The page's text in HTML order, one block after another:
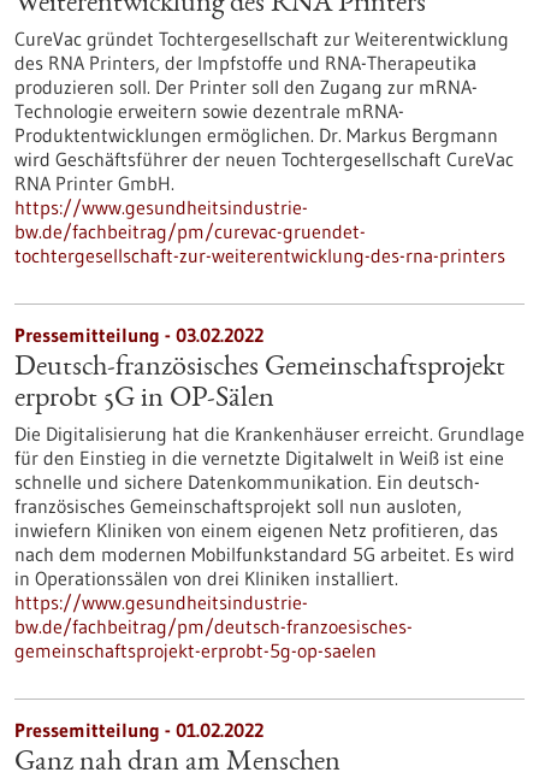
CureVac gründet Tochtergesellschaft zur Weiterentwicklung
des RNA Printers, der Impfstoffe und RNA-Therapeutika
produzieren soll. Der Printer soll den Zugang zur mRNA-
Technologie erweitern sowie dezentrale mRNA-
Produktentwicklungen ermöglichen. Dr. Markus Bergmann
wird Geschäftsführer der neuen Tochtergesellschaft CureVac
RNA Printer GmbH.
https://www.gesundheitsindustrie-
bw.de/fachbeitrag/pm/curevac-gruendet-
tochtergesellschaft-zur-weiterentwicklung-des-rna-printers
Pressemitteilung - 03.02.2022
Deutsch-französisches Gemeinschaftsprojekt
erprobt 5G in OP-Sälen
Die Digitalisierung hat die Krankenhäuser erreicht. Grundlage
für den Einstieg in die vernetzte Digitalwelt in Weiß ist eine
schnelle und sichere Datenkommunikation. Ein deutsch-
französisches Gemeinschaftsprojekt soll nun ausloten,
inwiefern Kliniken von einem eigenen Netz profitieren, das
nach dem modernen Mobilfunkstandard 5G arbeitet. Es wird
in Operationssälen von drei Kliniken installiert.
https://www.gesundheitsindustrie-
bw.de/fachbeitrag/pm/deutsch-franzoesisches-
gemeinschaftsprojekt-erprobt-5g-op-saelen
Pressemitteilung - 01.02.2022
Ganz nah dran am Menschen